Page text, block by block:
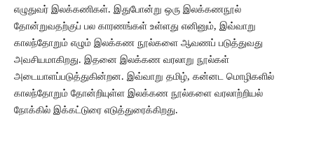
எழுதுவர் இலக்கணிகள். இதுபோன்று ஒரு இலக்கணநூல்
தோன்றுவதற்குப் பல காரணங்கள் உள்ளது எனினும், இவ்வாறு
காலந்தோறும் எழும் இலக்கண நூல்களை ஆவணப் படுத்துவது
அவசியமாகிறது. இதனை இலக்கண வரலாறு நூல்கள்
அடையாளப்படுத்துகின்றன. இவ்வாறு தமிழ், கன்னட மொழிகளில்
காலந்தோறும் தோன்றியுள்ள இலக்கண நூல்களை வரலாற்றியல்
நோக்கில் இக்கட்டுரை எடுத்துரைக்கிறது.